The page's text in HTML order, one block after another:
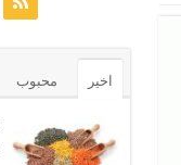
اخیر محبوب